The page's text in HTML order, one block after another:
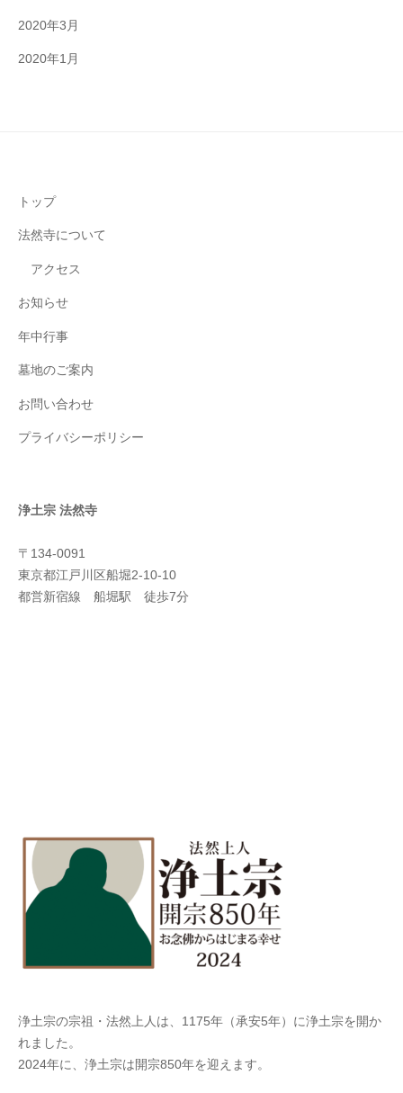
2020年3月
2020年1月
トップ
法然寺について
アクセス
お知らせ
年中行事
墓地のご案内
お問い合わせ
プライバシーポリシー
浄土宗 法然寺
〒134-0091
東京都江戸川区船堀2-10-10
都営新宿線 船堀駅 徒歩7分
浄土宗の宗祖・法然上人は、1175年（承安5年）に浄土宗を開か
れました。
2024年に、浄土宗は開宗850年を迎えます。